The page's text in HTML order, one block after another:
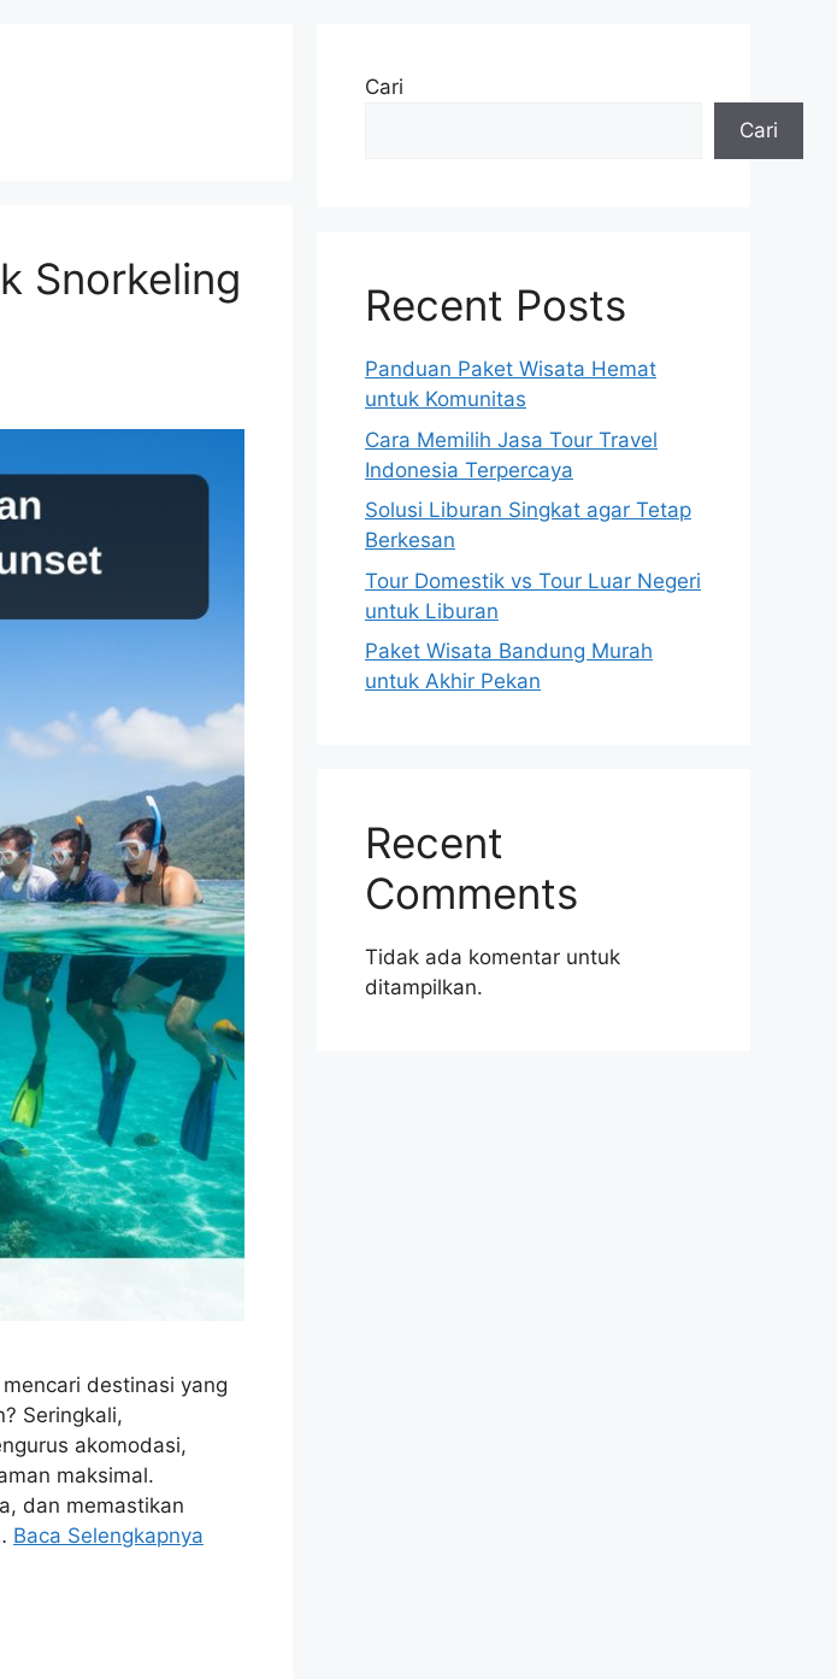
Snorkeling
destinasi yang
Seringkali,
akomodasi,
maksimal.
dan memastikan
Baca Selengkapnya
Cari
Cari
Recent Posts
Panduan Paket Wisata Hemat
untuk Komunitas
Cara Memilih Jasa Tour Travel
Indonesia Terpercaya
Solusi Liburan Singkat agar Tetap
Berkesan
Tour Domestik vs Tour Luar Negeri
untuk Liburan
Paket Wisata Bandung Murah
untuk Akhir Pekan
Recent
Comments
Tidak ada komentar untuk
ditampilkan.